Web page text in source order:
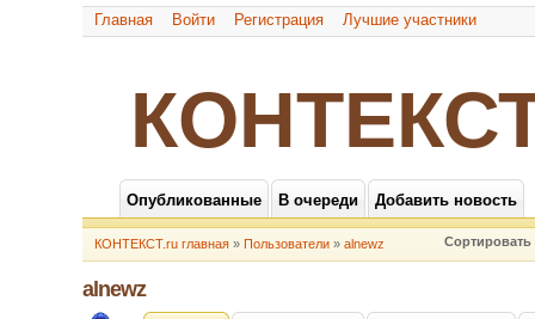
Главная Войти Регистрация Лучшие участники
Опубликованные В очереди Добавить новость
КОНТЕКСТ.ru главная » Пользователи » alnewz
alnewz